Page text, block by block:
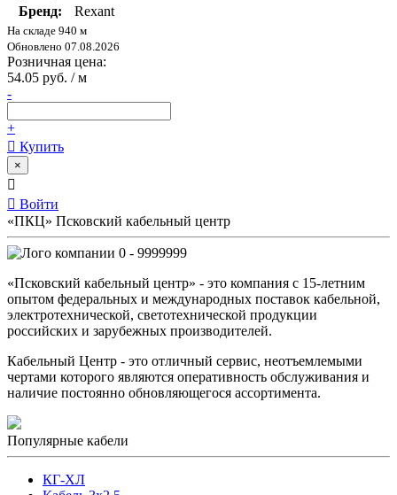
Бренд:
Rexant
На складе 940 м
Обновлено 07.08.2026
Розничная цена:
54.05 руб. / м
-
+
Купить
×
Войти
«ПКЦ» Псковский кабельный центр
0 - 9999999
«Псковский кабельный центр» - это компания с 15-летним
опытом федеральных и международных поставок кабельной,
электротехнической, светотехнической продукции
российских и зарубежных производителей.
Кабельный Центр - это отличный сервис, неотъемлемыми
чертами которого являются оперативность обслуживания и
наличие постоянно обновляющегося ассортимента.
Популярные кабели
КГ-ХЛ